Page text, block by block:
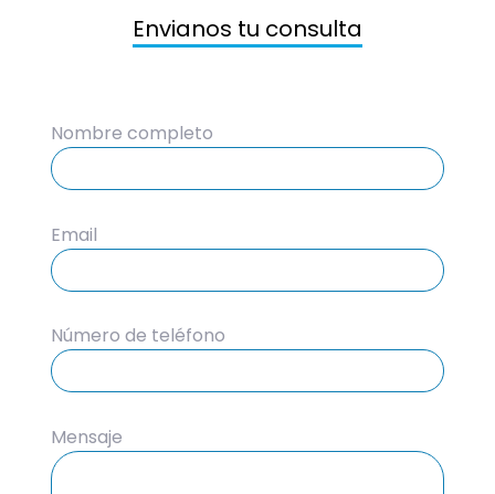
Envianos tu consulta
Nombre completo
Email
Número de teléfono
Mensaje